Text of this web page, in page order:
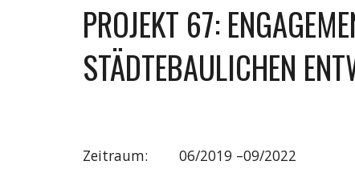
PROJEKT 67:
STÄDTEBAULICHEN
Zeitraum:
06/2019 –09/2022